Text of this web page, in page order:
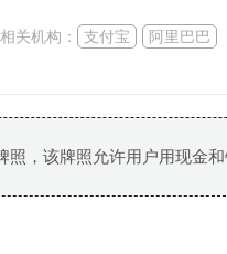
相关机构： 支付宝 阿里巴巴
，该牌照允许用户用现金和